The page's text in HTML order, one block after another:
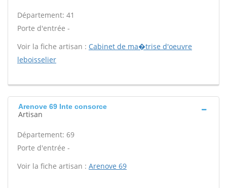
Département: 41
Porte d'entrée -
Voir la fiche artisan : Cabinet de ma�trise d'oeuvre
leboisselier
Arenove 69 Inte consorce
Artisan
Département: 69
Porte d'entrée -
Voir la fiche artisan : Arenove 69